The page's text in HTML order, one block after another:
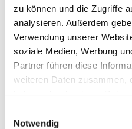
zu können und die Zugriffe
analysieren. Außerdem
Verwendung unserer
soziale Medien, Werbung
Partner führen diese
weiteren Daten zusammen,
Notwendig